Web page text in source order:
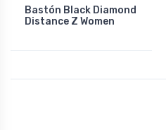
Bastón Black Diamond
Distance Z Women